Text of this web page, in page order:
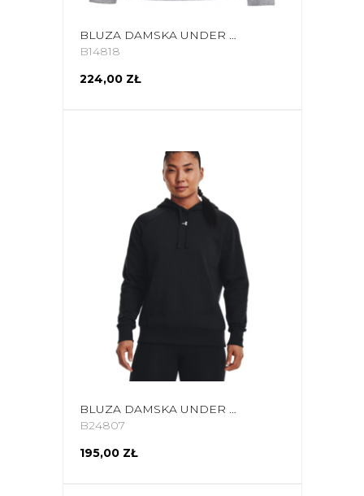
BLUZA DAMSKA UNDER ARMOUR RIVAL FLEECE HB HOODIE SZARA 1356317 035
B14818
224,00 ZŁ
BLUZA DAMSKA UNDER ARMOUR RIVAL FLEECE HOODIE CZARNA 1379500 001
B24807
195,00 ZŁ